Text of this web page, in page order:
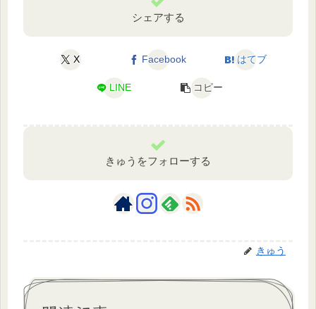
シェアする
X Facebook はてブ
LINE コピー
きゅうをフォローする
きゅう